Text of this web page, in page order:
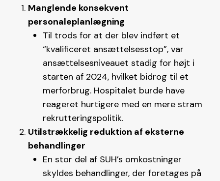
Manglende konsekvent
personaleplanlægning
Til trods for at der blev indført et
“kvalificeret ansættelsesstop”, var
ansættelsesniveauet stadig for højt i
starten af 2024, hvilket bidrog til et
merforbrug. Hospitalet burde have
reageret hurtigere med en mere stram
rekrutteringspolitik.
Utilstrækkelig reduktion af eksterne
behandlinger
En stor del af SUH’s omkostninger
skyldes behandlinger, der foretages på